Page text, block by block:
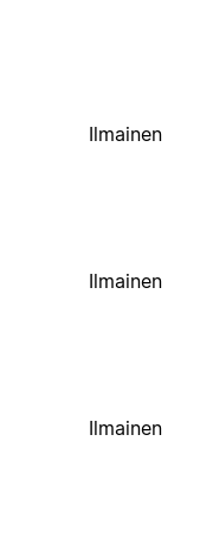
Ilmainen
Ilmainen
Ilmainen